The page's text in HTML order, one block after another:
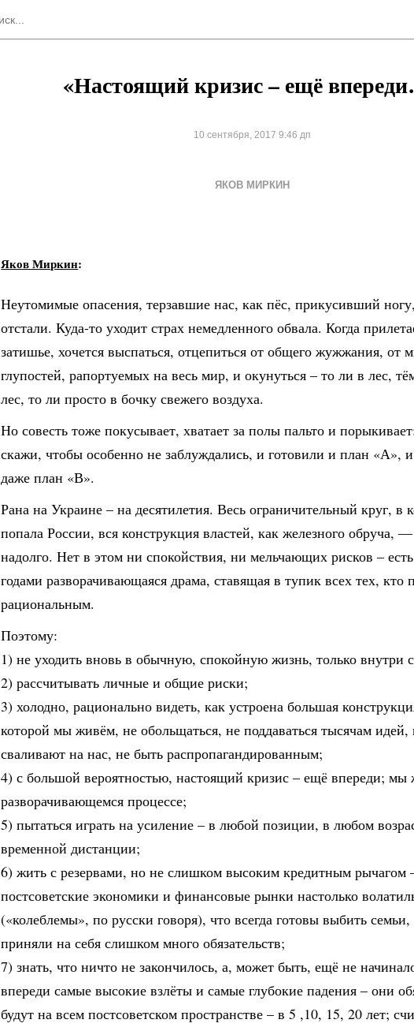
«Настоящий кризис – ещё
10 сентября, 2017 9:46 дп
ЯКОВ МИРКИН
Яков Миркин:
Неутомимые опасения, терзавшие нас, как пёс, прикусивший
отстали. Куда-то уходит страх немедленного обвала. Когда
затишье, хочется выспаться, отцепиться от общего жужжания, от
глупостей, рапортуемых на весь мир, и окунуться – то ли в лес,
лес, то ли просто в бочку свежего воздуха.
Но совесть тоже покусывает, хватает за полы пальто и
скажи, чтобы особенно не заблуждались, и готовили и план «А»,
даже план «В».
Рана на Украине – на десятилетия. Весь ограничительный круг, в
попала России, вся конструкция властей, как железного обруча,
надолго. Нет в этом ни спокойствия, ни мельчающих рисков –
годами разворачивающаяся драма, ставящая в тупик всех тех, кто
рациональным.
Поэтому:
1) не уходить вновь в обычную, спокойную жизнь, только внутри
2) рассчитывать личные и общие риски;
3) холодно, рационально видеть, как устроена большая
которой мы живём, не обольщаться, не поддаваться тысячам идей,
сваливают на нас, не быть распропагандированным;
4) с большой вероятностью, настоящий кризис – ещё впереди; мы
разворачивающемся процессе;
5) пытаться играть на усиление – в любой позиции, в любом
временной дистанции;
6) жить с резервами, но не слишком высоким кредитным рычагом
постсоветские экономики и финансовые рынки настолько
(«колеблемы», по русски говоря), что всегда готовы выбить
приняли на себя слишком много обязательств;
7) знать, что ничто не закончилось, а, может быть, ещё не
впереди самые высокие взлёты и самые глубокие падения – они
будут на всем постсоветском пространстве – в 5 ,10, 15, 20 лет;